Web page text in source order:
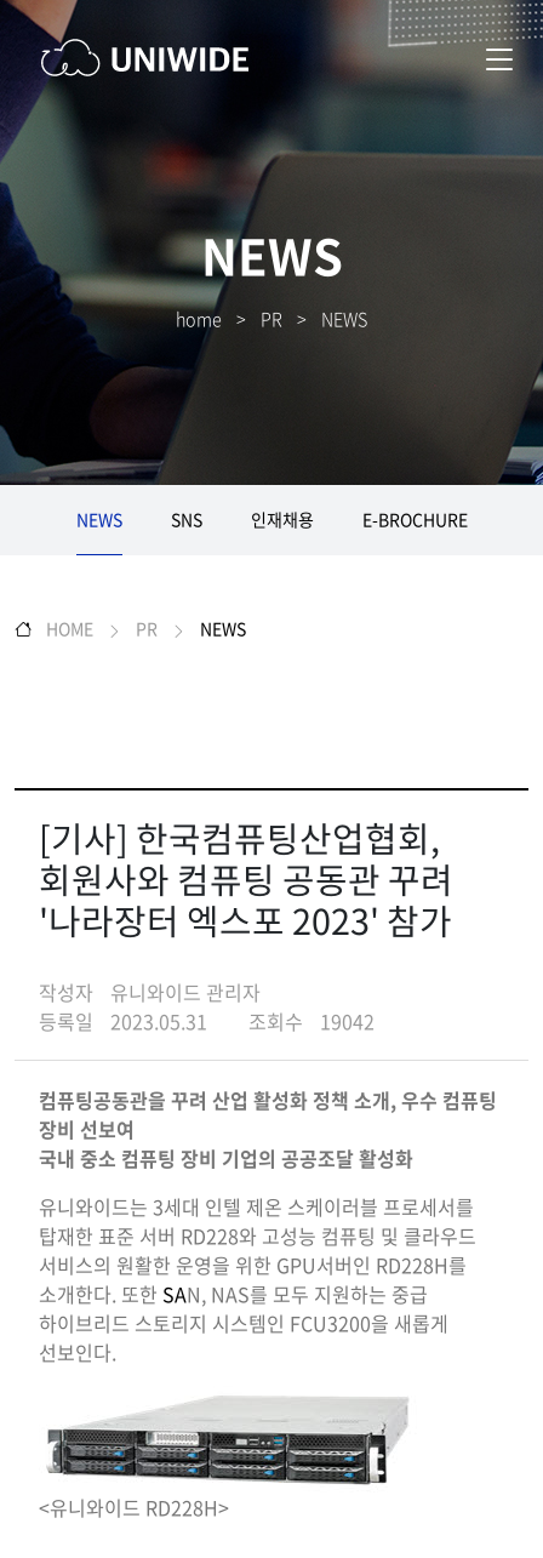
NEWS
home > PR > NEWS
NEWS SNS 인재채용 E-BROCHURE
HOME PR NEWS
[기사] 한국컴퓨팅산업협회,
회원사와 컴퓨팅 공동관 꾸려
'나라장터 엑스포 2023' 참가
작성자
유니와이드 관리자
등록일
2023.05.31 조회수 19042
컴퓨팅공동관을 꾸려 산업 활성화 정책 소개, 우수 컴퓨팅
장비 선보여
국내 중소 컴퓨팅 장비 기업의 공공조달 활성화
유니와이드는 3세대 인텔 제온 스케이러블 프로세서를
탑재한 표준 서버 RD228와 고성능 컴퓨팅 및 클라우드
서비스의 원활한 운영을 위한 GPU서버인 RD228H를
소개한다. 또한 SAN, NAS를 모두 지원하는 중급
하이브리드 스토리지 시스템인 FCU3200을 새롭게
선보인다.
<유니와이드 RD228H>